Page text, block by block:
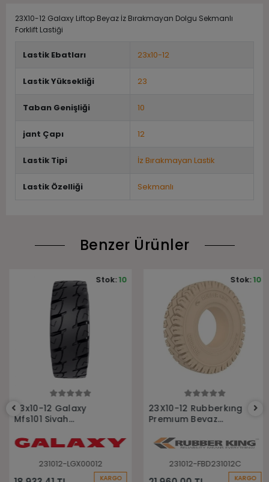
23X10-12 Galaxy Liftop Beyaz İz Bırakmayan Dolgu Sekmanlı
Forklift Lastiği
Lastik Ebatları 23x10-12
Lastik Yüksekliği 23
Taban Genişliği 10
jant Çapı 12
Lastik Tipi İz Bırakmayan Lastik
Lastik Özelliği Sekmanlı
Benzer Ürünler
23x10-12 Galaxy
Mfs101 Siyah
Forklift Lastiği
231012-LGX00012
KARGO
Stok:10
23X10-12 Rubberkıng
Premıum Beyaz
Forklift Lastiği
231012-FBD231012C
KARGO
Stok:10